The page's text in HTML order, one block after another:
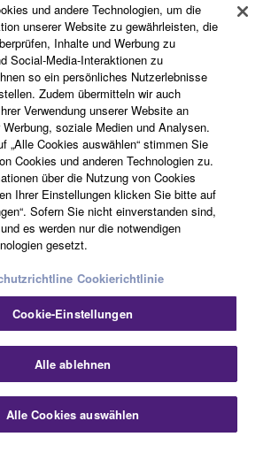
Music ID“
CookierichtlinieImpressum
© Yamaha Corporation.
und andere Technologien, um die
unserer Website zu gewährleisten, die
Inhalte und Werbung zu
Social-Media-Interaktionen zu
so ein persönliches Nutzerlebnisse
Zudem übermitteln wir auch
Verwendung unserer Website an
soziale Medien und Analysen.
„Alle Cookies auswählen“ stimmen Sie
Cookies und anderen Technologien zu.
über die Nutzung von Cookies
Ihrer Einstellungen klicken Sie bitte auf
Sofern Sie nicht einverstanden sind,
und es werden nur die notwendigen
gesetzt.
Cookierichtlinie
Cookie-Einstellungen
Alle ablehnen
Alle Cookies auswählen